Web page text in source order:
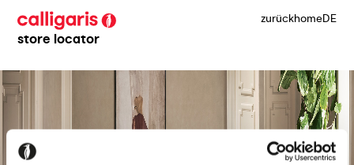
store locator
zurückhomeDE